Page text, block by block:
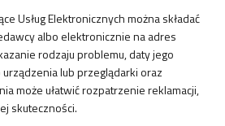
Usług Elektronicznych można składać
albo elektronicznie na adres
rodzaju problemu, daty jego
lub przeglądarki oraz
może ułatwić rozpatrzenie reklamacji,
skuteczności.